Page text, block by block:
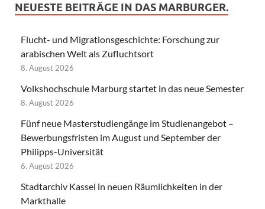
NEUESTE BEITRÄGE IN DAS MARBURGER.
Flucht- und Migrationsgeschichte: Forschung zur
arabischen Welt als Zufluchtsort
8. August 2026
Volkshochschule Marburg startet in das neue Semester
8. August 2026
Fünf neue Masterstudiengänge im Studienangebot –
Bewerbungsfristen im August und September der
Philipps-Universität
6. August 2026
Stadtarchiv Kassel in neuen Räumlichkeiten in der
Markthalle